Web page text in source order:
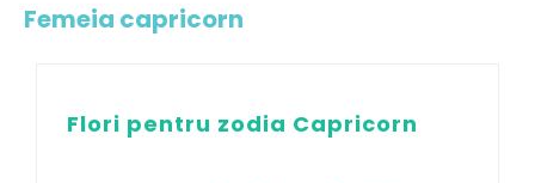
Femeia capricorn
Flori pentru zodia Capricorn